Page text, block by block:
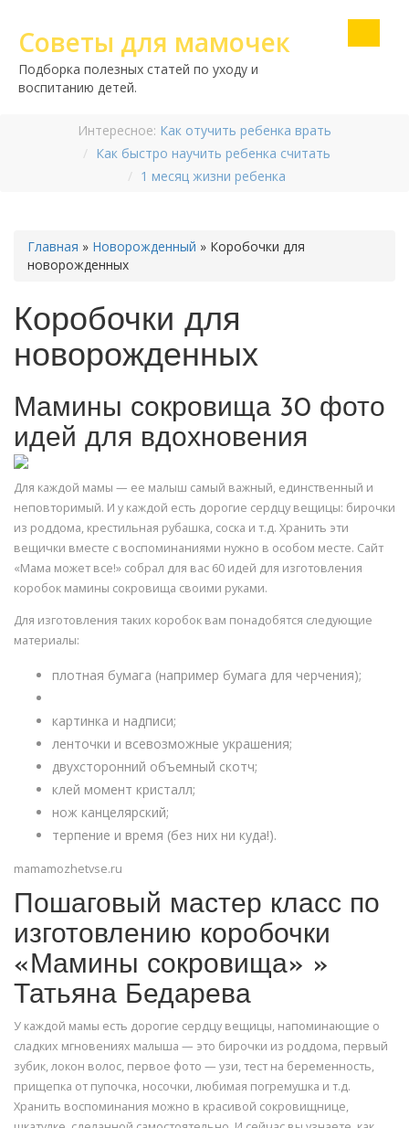
Советы для мамочек
Подборка полезных статей по уходу и
воспитанию детей.
Интересное: Как отучить ребенка врать
Как быстро научить ребенка считать
1 месяц жизни ребенка
Главная » Новорожденный » Коробочки для
новорожденных
Коробочки для
новорожденных
Мамины сокровища 30 фото
идей для вдохновения
Для каждой мамы — ее малыш самый важный, единственный и
неповторимый. И у каждой есть дорогие сердцу вещицы: бирочки
из роддома, крестильная рубашка, соска и т.д. Хранить эти
вещички вместе с воспоминаниями нужно в особом месте. Сайт
«Мама может все!» собрал для вас 60 идей для изготовления
коробок мамины сокровища своими руками.
Для изготовления таких коробок вам понадобятся следующие
материалы:
плотная бумага (например бумага для черчения);
картинка и надписи;
ленточки и всевозможные украшения;
двухсторонний объемный скотч;
клей момент кристалл;
нож канцелярский;
терпение и время (без них ни куда!).
mamamozhetvse.ru
Пошаговый мастер класс по
изготовлению коробочки
«Мамины сокровища» »
Татьяна Бедарева
У каждой мамы есть дорогие сердцу вещицы, напоминающие о
сладких мгновениях малыша — это бирочки из роддома, первый
зубик, локон волос, первое фото — узи, тест на беременность,
прищепка от пупочка, носочки, любимая погремушка и т.д.
Хранить воспоминания можно в красивой сокровищнице,